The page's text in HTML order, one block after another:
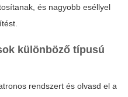
és nagyobb eséllyel
különböző típusú
rendszert és olvasd el a